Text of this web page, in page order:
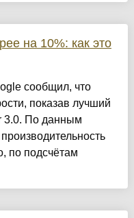
на 10%: как это
сообщил, что
показав лучший
3.0. По данным
по подсчётам